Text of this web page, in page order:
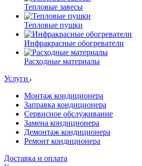
Тепловые завесы
Тепловые пушки
Инфракрасные обогреватели
Расходные материалы
Услуги
Монтаж кондиционера
Заправка кондиционера
Сервисное обслуживание
Замена кондиционера
Демонтаж кондиционера
Ремонт кондиционера
Доставка и оплата